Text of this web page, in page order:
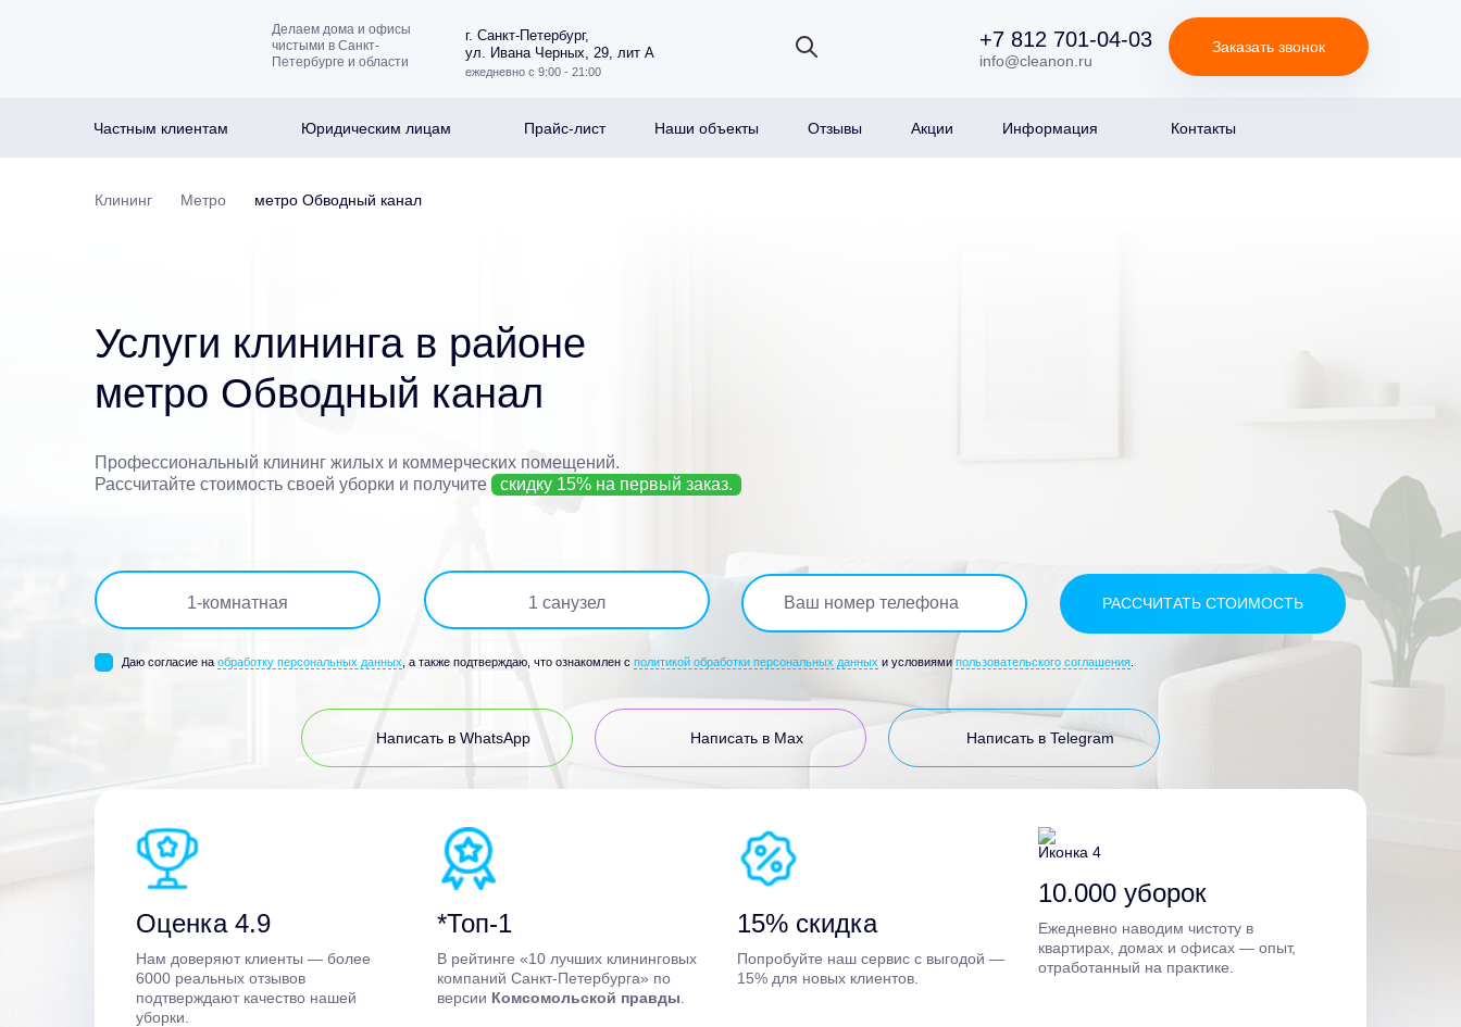
Делаем дома и офисы
чистыми в Санкт-
Петербурге и области
г. Санкт-Петербург,
ул. Ивана Черных, 29, лит А
ежедневно с 9:00 - 21:00
+7 812 701-04-03
info@cleanon.ru
Заказать звонок
Частным клиентам Юридическим лицам Прайс-лист Наши объекты Отзывы Акции Информация Контакты
Клининг Метро метро Обводный канал
Услуги клининга в районе
метро Обводный канал
Профессиональный клининг жилых и коммерческих помещений.
Рассчитайте стоимость своей уборки и получите
скидку 15% на первый заказ.
1-комнатная 1 санузел
Даю согласие на обработку персональных данных , а также подтверждаю, что ознакомлен с политикой обработки персональных данных и условиямипользовательского соглашения
Написать в WhatsApp Написать в Max Написать в Telegram
Оценка 4.9
Нам доверяют клиенты — более
6000 реальных отзывов
подтверждают качество нашей
уборки.
*Топ-1
В рейтинге «10 лучших клининговых
компаний Санкт-Петербурга» по
версии Комсомольской правды
15% скидка
Попробуйте наш сервис с выгодой —
15% для новых клиентов.
10.000 уборок
Ежедневно наводим чистоту в
квартирах, домах и офисах — опыт,
отработанный на практике.